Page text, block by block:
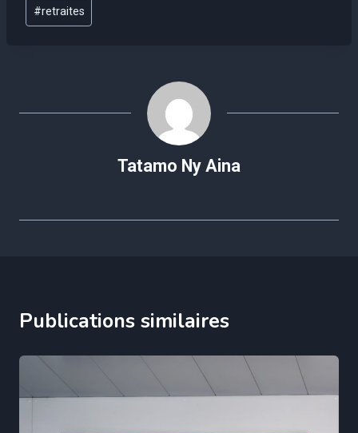
de
#retraites
Tatamo Ny Aina
Publications similaires